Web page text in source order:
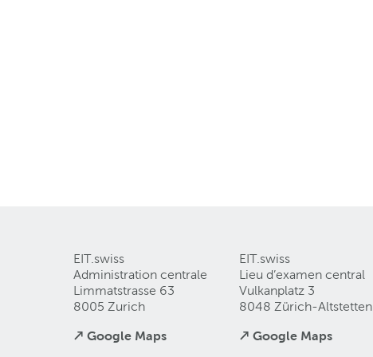
EIT.swiss
Administration centrale
Limmatstrasse 63
8005 Zurich
↗ Google Maps
EIT.swiss
Lieu d’examen central
Vulkanplatz 3
8048 Zürich-Altstetten
↗ Google Maps